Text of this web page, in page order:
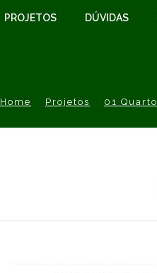
PROJETOS DÚVIDAS
Home Projetos 01 Quarto